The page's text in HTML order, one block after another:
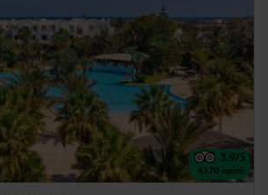
3.9/5
4370 opinii